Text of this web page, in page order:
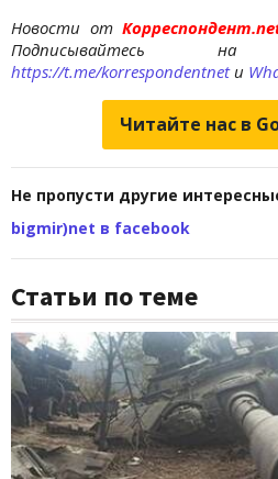
Новости от
Подписывайтесь
https://t.me/korrespondentnetи
Читайте нас в
Не пропусти другие
bigmir)net в facebook
Статьи по теме